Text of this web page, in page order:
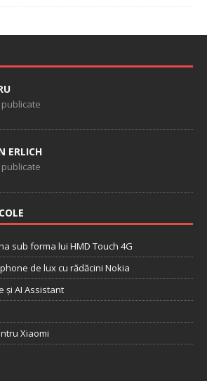
publicate
ERLICH
publicate
sub forma lui HMD Touch 4G
de lux cu rădăcini Nokia
și AI Assistant
Xiaomi